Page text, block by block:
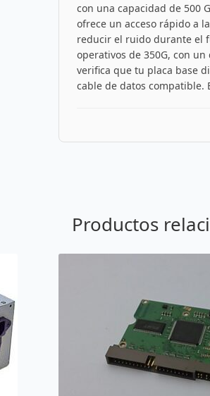
con una capacidad de 500
ofrece un acceso rápido a
reducir el ruido durante el
operativos de 350G, con
verifica que tu placa base
cable de datos compatible.
Productos